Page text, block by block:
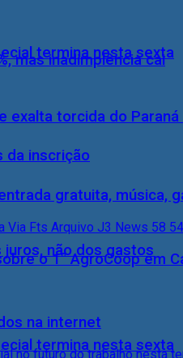
mas inadimplência cai
da inscrição
não dos gastos
termina nesta sexta
termina nesta sexta
torcida do Paraná
gratuita, música,
o 1° AgroCoop em
na internet